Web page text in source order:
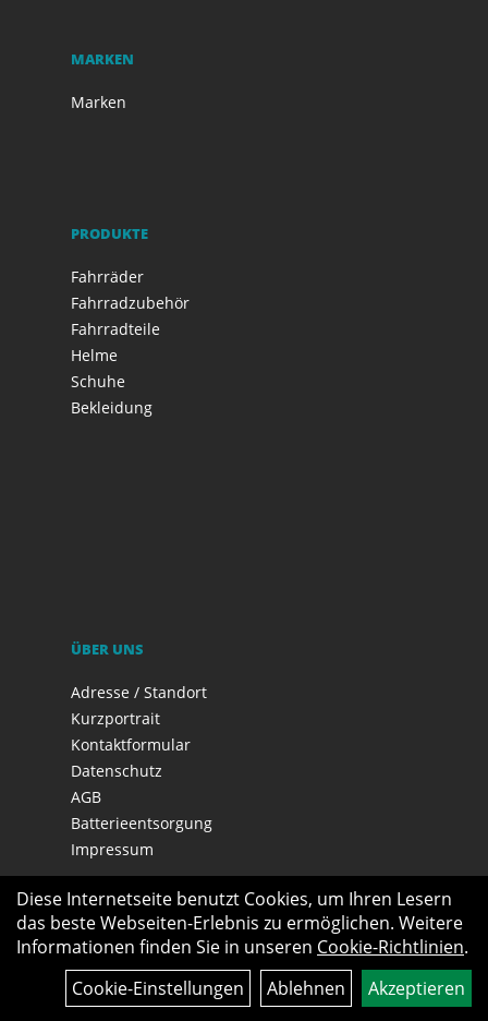
MARKEN
Marken
PRODUKTE
Fahrräder
Fahrradzubehör
Fahrradteile
Helme
Schuhe
Bekleidung
ÜBER UNS
Adresse / Standort
Kurzportrait
Kontaktformular
Datenschutz
AGB
Batterieentsorgung
Impressum
Diese Internetseite benutzt Cookies, um Ihren Lesern
das beste Webseiten-Erlebnis zu ermöglichen. Weitere
Informationen finden Sie in unseren Cookie-Richtlinien.
Cookie-Einstellungen
Ablehnen Akzeptieren